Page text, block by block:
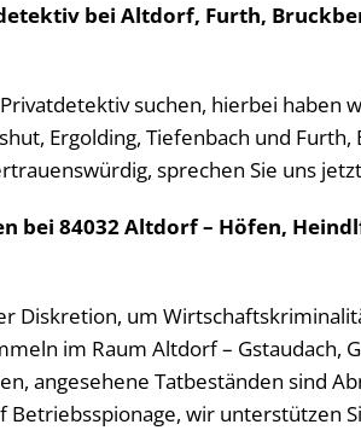
bei Altdorf, Furth,
suchen, hierbei
Ergolding, Tiefenbach und
sprechen Sie uns
bei 84032 Altdorf – Höfen,
Diskretion, um
im Raum Altdorf – Gstaudach,
angesehene Tatbeständen sind
wir unterstützen